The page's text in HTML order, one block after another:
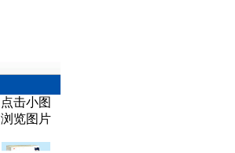
点击小图
浏览图片